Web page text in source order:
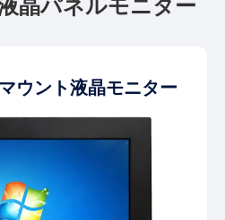
晶パネルモニター
ウント液晶モニター